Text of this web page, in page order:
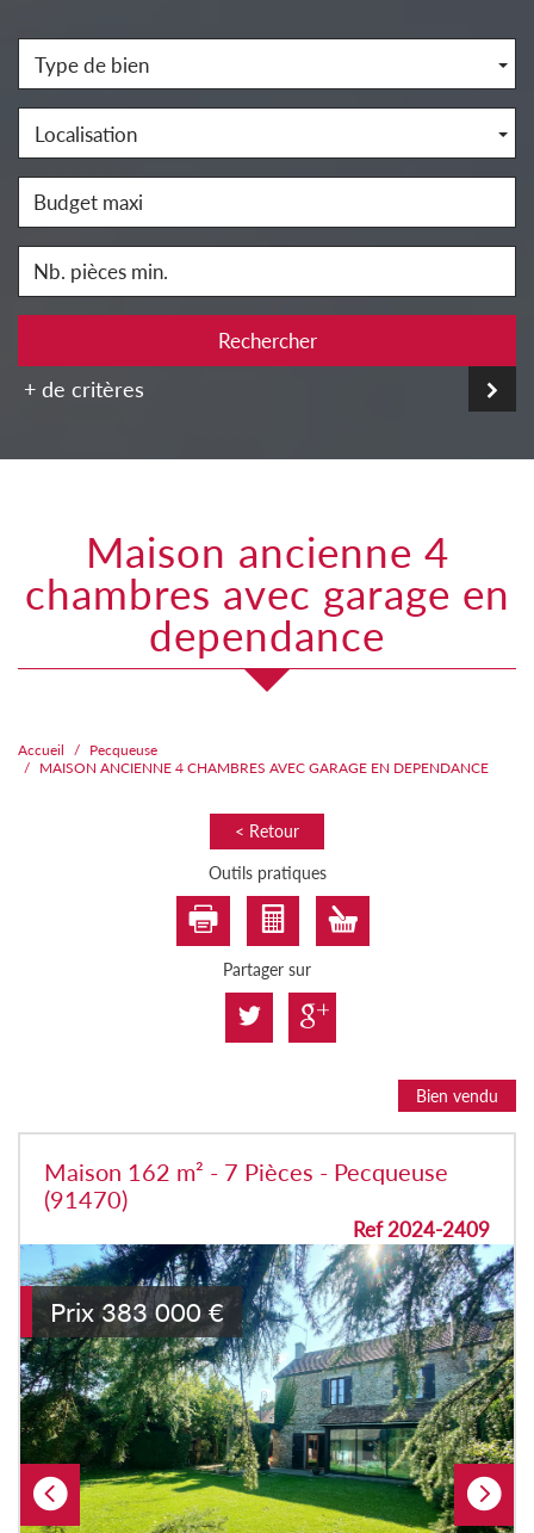
Type de bien
Localisation
Rechercher
+ de critères
maison ancienne 4
chambres avec garage en
dependance
Accueil
Pecqueuse
MAISON ANCIENNE 4 CHAMBRES AVEC GARAGE EN DEPENDANCE
< Retour
Outils pratiques
Partager sur
Bien vendu
Maison 162 m² - 7 Pièces - Pecqueuse
(91470)
Ref 2024-2409
Prix 383 000 €